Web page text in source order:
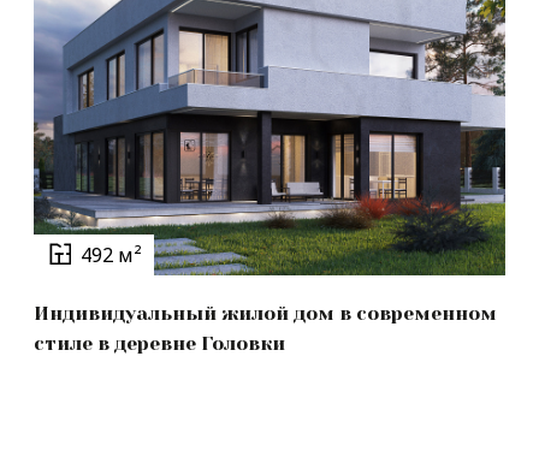
492 м²
Индивидуальный жилой дом в современном
стиле в деревне Головки